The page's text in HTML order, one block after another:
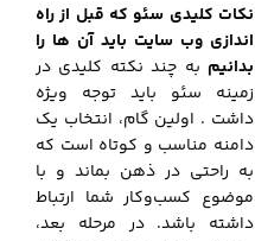
نکات کلیدی سئو که قبل از راه
اندازی وب سایت باید آن ها را
بدانیم به چند نکته کلیدی در
زمینه سئو باید توجه ویژه
داشت . اولین گام، انتخاب یک
دامنه مناسب و کوتاه است که
به راحتی در ذهن بماند و با
موضوع کسب‌وکار شما ارتباط
داشته باشد. در مرحله بعد،